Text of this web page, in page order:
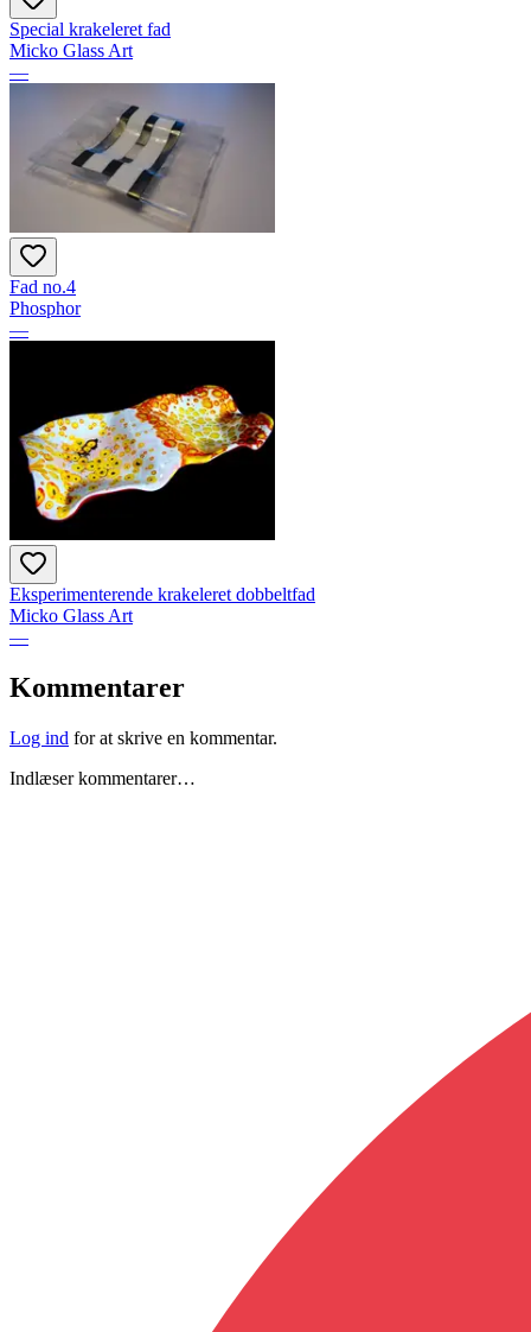
Special krakeleret fad
Micko Glass Art
—
Fad no.4
Phosphor
—
Eksperimenterende krakeleret dobbeltfad
Micko Glass Art
—
Kommentarer
Log ind for at skrive en kommentar.
Indlæser kommentarer…